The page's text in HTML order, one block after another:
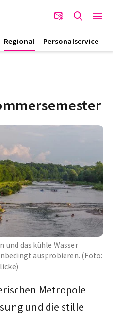
Regional Personalservice
und das kühle Wasser
ausprobieren. (Foto:
Metropole
und die stille